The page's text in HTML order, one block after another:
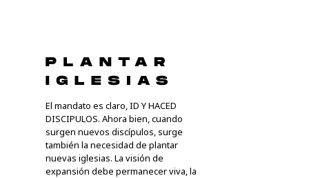
El mandato es claro, ID Y HACED
DISCIPULOS. Ahora bien, cuando
surgen nuevos discípulos, surge
también la necesidad de plantar
nuevas iglesias. La visión de
expansión debe permanecer viva, la